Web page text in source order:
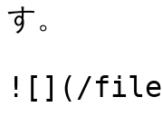
す。
![](/files/